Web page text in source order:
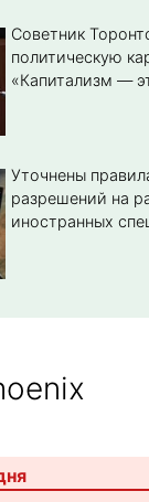
Советник
политическую
«Капитализм —
Уточнены
разрешений на
иностранных